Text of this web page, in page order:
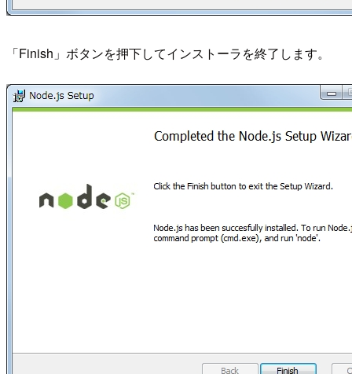
「Finish」ボタンを押下してインストーラを終了します。